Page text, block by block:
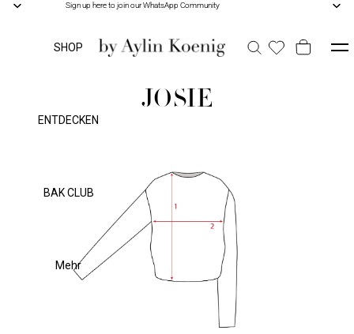
Sign up here to join our WhatsApp Community
Sign up here to join our WhatsApp Community
SHOP
ENTDECKEN
BAK CLUB
Mehr
JOSIE